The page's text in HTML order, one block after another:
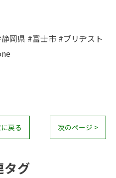
岡県 #富士市 #ブリヂスト
戻る 次のページ >
タグ